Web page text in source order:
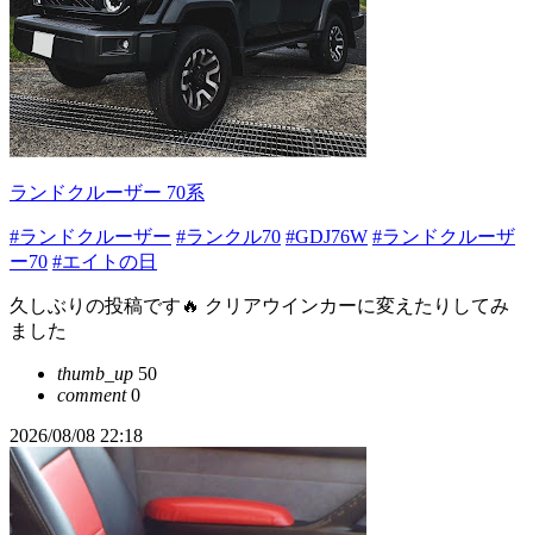
ランドクルーザー 70系
#ランドクルーザー #ランクル70 #GDJ76W #ランドクルーザ
ー70 #エイトの日
久しぶりの投稿です🔥 クリアウインカーに変えたりしてみ
ました
thumb_up 50
comment0
2026/08/08 22:18